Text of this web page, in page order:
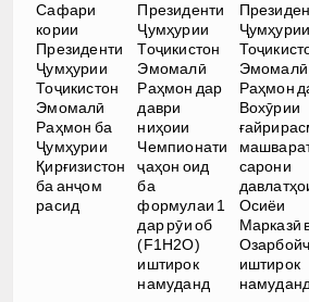
Сафари
кории
Президенти
Ҷумҳурии
Тоҷикистон
Эмомалӣ
Раҳмон ба
Ҷумҳурии
Қирғизистон
ба анҷом
расид
Президенти
Ҷумҳурии
Тоҷикистон
Эмомалӣ
Раҳмон дар
даври
ниҳоии
Чемпионати
ҷаҳон оид
ба
формулаи 1
дар рӯи об
(F1H2O)
иштирок
намуданд
Ҷумҳурии
Эмомалӣ
Раҳмон
Вохӯрии
сарони
Осиёи
Марказӣ
иштирок
намуданд